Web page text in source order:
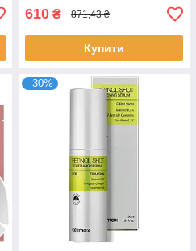
610 ₴ 871,43 ₴
Купити
–30%